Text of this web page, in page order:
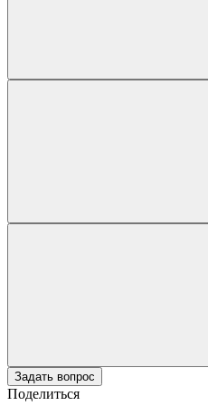
Задать вопрос
Поделиться